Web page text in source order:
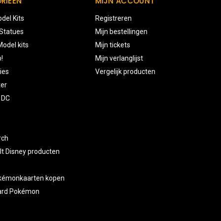
Kits
kits
Disney producten
kopen
Pokémon
Registreren
Mijn bestellingen
Mijn tickets
Mijn verlanglijst
Vergelijk producten